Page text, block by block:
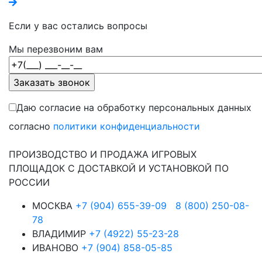
Если у вас остались вопросы
Мы перезвоним вам
Даю согласие на обработку персональных данных
согласно политики конфиденциальности
ПРОИЗВОДСТВО И ПРОДАЖА ИГРОВЫХ
ПЛОЩАДОК С ДОСТАВКОЙ И УСТАНОВКОЙ ПО
РОССИИ
МОСКВА +7 (904) 655-39-09
8 (800) 250-08-
78
ВЛАДИМИР +7 (4922) 55-23-28
ИВАНОВО +7 (904) 858-05-85